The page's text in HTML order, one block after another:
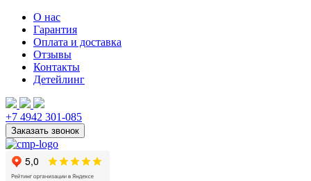
О нас
Гарантия
Оплата и доставка
Отзывы
Контакты
Детейлинг
+7 4942 301-085